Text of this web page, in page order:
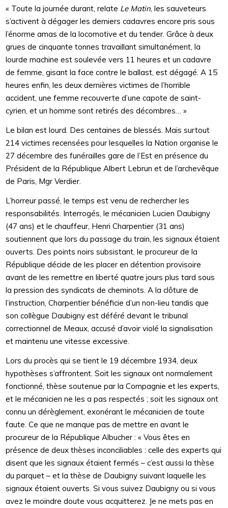
« Toute la journée durant, relate Le Matin, les sauveteurs
s’activent à dégager les derniers cadavres encore pris sous
l’énorme amas de la locomotive et du tender. Grâce à deux
grues de cinquante tonnes travaillant simultanément, la
lourde machine est soulevée vers 11 heures et un cadavre
de femme, gisant la face contre le ballast, est dégagé. A 15
heures enfin, les deux dernières victimes de l’horrible
accident, une femme recouverte d’une capote de saint-
cyrien, et un homme sont retirés des décombres… »
Le bilan est lourd. Des centaines de blessés. Mais surtout
214 victimes recensées pour lesquelles la Nation organise le
27 décembre des funérailles gare de l’Est en présence du
Président de la République Albert Lebrun et de l’archevêque
de Paris, Mgr Verdier.
L’horreur passé, le temps est venu de rechercher les
responsabilités. Interrogés, le mécanicien Lucien Daubigny
(47 ans) et le chauffeur, Henri Charpentier (31 ans)
soutiennent que lors du passage du train, les signaux étaient
ouverts. Des points noirs subsistant, le procureur de la
République décide de les placer en détention provisoire
avant de les remettre en liberté quatre jours plus tard sous
la pression des syndicats de cheminots. A la clôture de
l’instruction, Charpentier bénéficie d’un non-lieu tandis que
son collègue Daubigny est déféré devant le tribunal
correctionnel de Meaux, accusé d’avoir violé la signalisation
et maintenu une vitesse excessive.
Lors du procès qui se tient le 19 décembre 1934, deux
hypothèses s’affrontent. Soit les signaux ont normalement
fonctionné, thèse soutenue par la Compagnie et les experts,
et le mécanicien ne les a pas respectés ; soit les signaux ont
connu un dérèglement, exonérant le mécanicien de toute
faute. Ce que ne manque pas de mettre en avant le
procureur de la République Albucher : « Vous êtes en
présence de deux thèses inconciliables : celle des experts qui
disent que les signaux étaient fermés – c’est aussi la thèse
du parquet – et la thèse de Daubigny suivant laquelle les
signaux étaient ouverts. Si vous suivez Daubigny ou si vous
avez le moindre doute vous acquitterez. Je ne mets pas en